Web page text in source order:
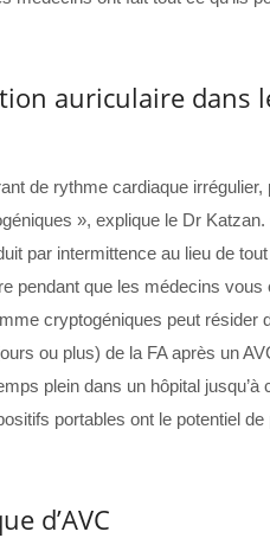
auriculaire dans
de rythme cardiaque irrégulier,
», explique le Dr Katzan.
par intermittence au lieu de
pendant que les médecins vous
cryptogéniques peut résider
ou plus) de la FA après un
plein dans un hôpital jusqu’à
portables ont le potentiel de
d’AVC